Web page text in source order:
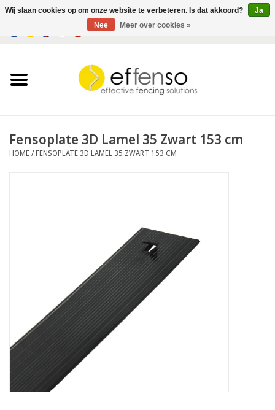
Contact
Fensoplate 3D Lamel 35 Zwart 153 cm
HOME /FENSOPLATE 3D LAMEL 35 ZWART 153 CM
Wij slaan cookies op om onze website te verbeteren. Is dat akkoord?
Ja
Nee
Meer over cookies »